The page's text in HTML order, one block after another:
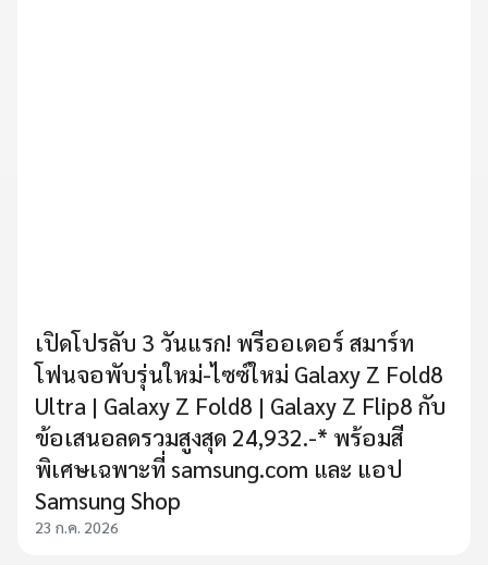
เปิดโปรลับ 3 วันแรก! พรีออเดอร์ สมาร์ท
โฟนจอพับรุ่นใหม่-ไซซ์ใหม่ Galaxy Z Fold8
Ultra | Galaxy Z Fold8 | Galaxy Z Flip8 กับ
ข้อเสนอลดรวมสูงสุด 24,932.-* พร้อมสี
พิเศษเฉพาะที่ samsung.com และ แอป
Samsung Shop
23 ก.ค. 2026